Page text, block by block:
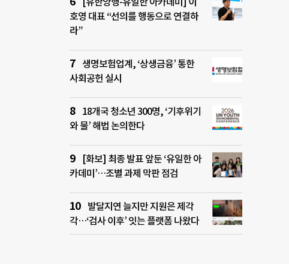
호영 대표 “선의를 행동으로 연결하
라”
생명보험업계, ‘상생금융’ 통한
사회공헌 실시
18개국 청소년 300명, ‘기후위기
와 물’ 해법 논의한다
[화보] 최종 발표 앞둔 ‘유일한 아
카데미’…조별 과제 막판 점검
발달지연 늘지만 지원은 제각
각…‘검사 이후’ 잇는 플랫폼 나왔다